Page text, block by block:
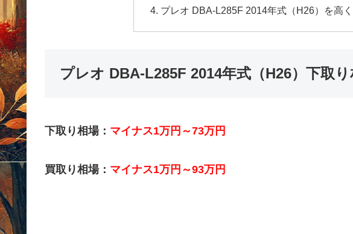
プレオ DBA-L285F 2014年式（H26）を高
プレオ DBA-L285F 2014年式（H26）下取
下取り相場： マイナス1万円～73万円
買取り相場： マイナス1万円～93万円